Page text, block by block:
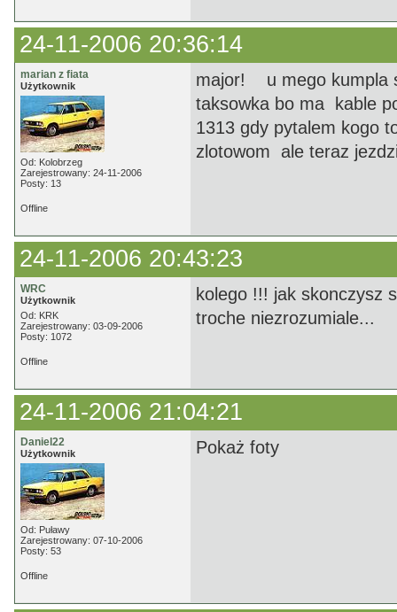
24-11-2006 20:36:14
marian z fiata
Użytkownik
Od: Kolobrzeg
Zarejestrowany: 24-11-2006
Posty: 13
major! u mego kumpla
taksowka bo ma kable
1313 gdy pytalem kogo
zlotowom ale teraz
Offline
24-11-2006 20:43:23
WRC
Użytkownik
Od: KRK
Zarejestrowany: 03-09-2006
Posty: 1072
kolego !!! jak skonczysz
troche niezrozumiale...
Offline
24-11-2006 21:04:21
Daniel22
Użytkownik
Od: Puławy
Zarejestrowany: 07-10-2006
Posty: 53
Pokaż foty
Offline